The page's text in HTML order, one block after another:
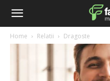
Home Relatii Dragoste